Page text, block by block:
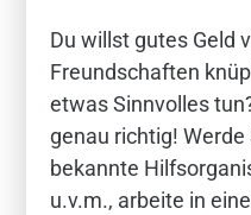
Du willst gutes Geld
Freundschaften
etwas Sinnvolles
genau richtig!
bekannte
u.v.m., arbeite in